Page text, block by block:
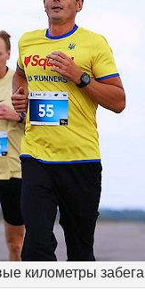
километры